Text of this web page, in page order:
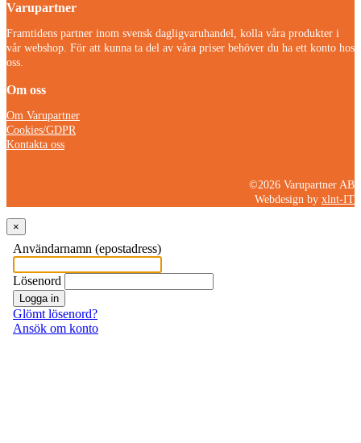
Varupartner
Framtidens partner inom svensk dagligvaruhandel, kolla våra produkter i
vår webshop. För att kunna ta del av våra priser behöver du ha ett konto hos
oss.
Om oss
Om Varupartner
Cookies/GDPR
Kontakta oss
©2026 Varupartner AB
Webdesign by xlnt-IT
×